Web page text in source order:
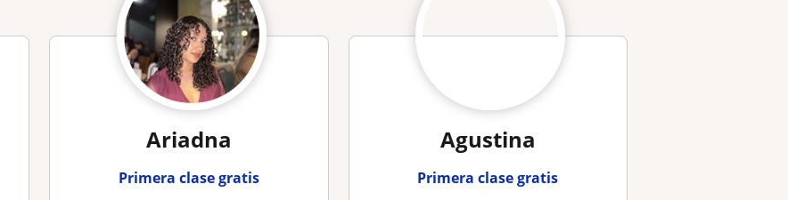
Ariadna
Primera clase gratis
Agustina
Primera clase gratis